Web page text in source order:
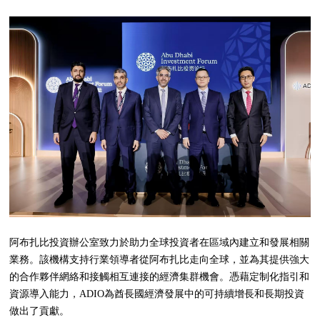
阿布扎比投資辦公室致力於助力全球投資者在區域內建立和發展相關
業務。該機構支持行業領導者從阿布扎比走向全球，並為其提供強大
的合作夥伴網絡和接觸相互連接的經濟集群機會。憑藉定制化指引和
資源導入能力，ADIO為酋長國經濟發展中的可持續增長和長期投資
做出了貢獻。